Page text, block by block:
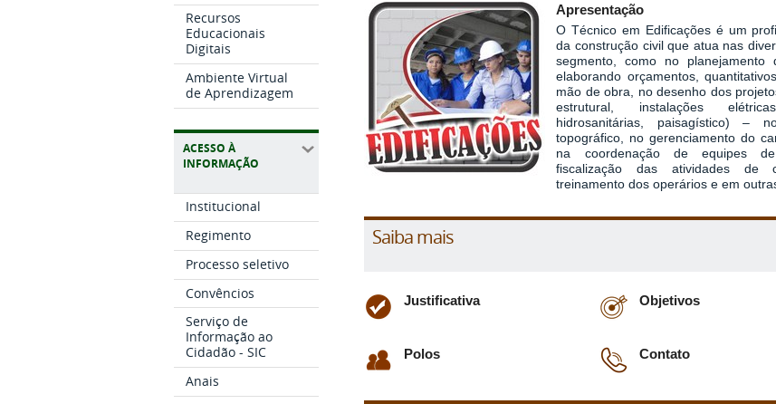
Recursos
Educacionais
Digitais
Ambiente Virtual
de Aprendizagem
ACESSO À
INFORMAÇÃO
Institucional
Regimento
Processo seletivo
Convêncios
Serviço de
Informação ao
Cidadão - SIC
Anais
Apresentação
O Técnico em Edificações é um
da construção civil que atua nas
segmento, como no
elaborando orçamentos,
mão de obra, no desenho dos
estrutural, instalações
hidrosanitárias, paisagístico) –
topográfico, no gerenciamento do
na coordenação de equipes
fiscalização das atividades de
treinamento dos operários e em
Saiba mais
Justificativa Objetivos
Polos Contato